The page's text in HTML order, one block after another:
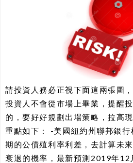
請投資人務必正視下面這兩張圖
投資人不會從市場上畢業，提醒
的，要好好規劃出場策略，拉高
重點如下： -美國紐約州聯邦銀
期的公債殖利率利差，去計算未
衰退的機率，最新預測2019年12